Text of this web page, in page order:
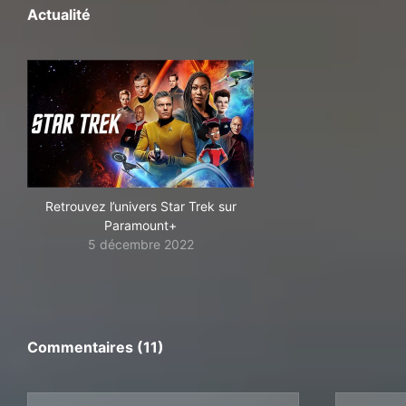
Actualité
Retrouvez l’univers Star Trek sur
Paramount+
5 décembre 2022
Commentaires (11)